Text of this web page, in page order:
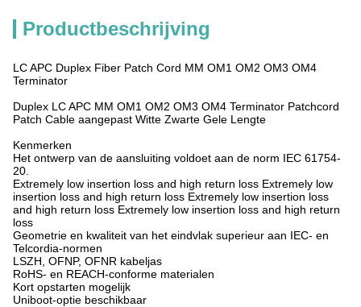
Productbeschrijving
LC APC Duplex Fiber Patch Cord MM OM1 OM2 OM3 OM4
Terminator
Duplex LC APC MM OM1 OM2 OM3 OM4 Terminator Patchcord
Patch Cable aangepast Witte Zwarte Gele Lengte
Kenmerken
Het ontwerp van de aansluiting voldoet aan de norm IEC 61754-
20.
Extremely low insertion loss and high return loss Extremely low
insertion loss and high return loss Extremely low insertion loss
and high return loss Extremely low insertion loss and high return
loss
Geometrie en kwaliteit van het eindvlak superieur aan IEC- en
Telcordia-normen
LSZH, OFNP, OFNR kabeljas
RoHS- en REACH-conforme materialen
Kort opstarten mogelijk
Uniboot-optie beschikbaar